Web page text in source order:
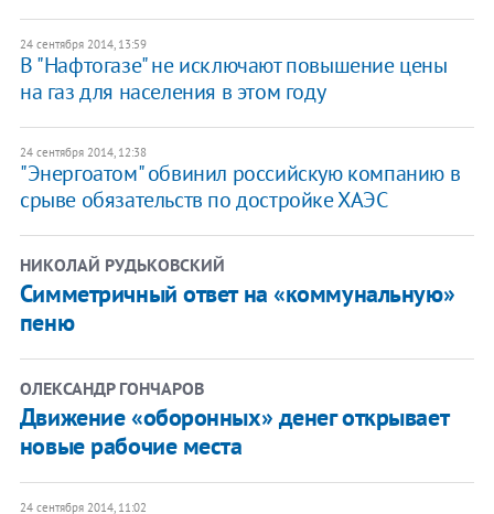
24 сентября 2014, 13:59
В "Нафтогазе" не исключают повышение цены
на газ для населения в этом году
24 сентября 2014, 12:38
"Энергоатом" обвинил российскую компанию в
срыве обязательств по достройке ХАЭС
НИКОЛАЙ РУДЬКОВСКИЙ
Симметричный ответ на «коммунальную»
пеню
ОЛЕКСАНДР ГОНЧАРОВ
Движение «оборонных» денег открывает
новые рабочие места
24 сентября 2014, 11:02